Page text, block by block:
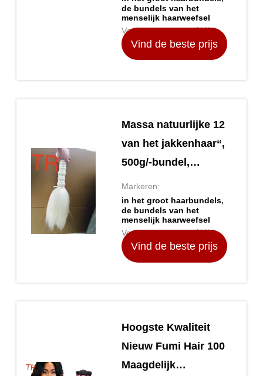
de bundels van het
menselijk haarweefsel
Verpakking Details: 付款方
式
Vind de beste prijs
Massa natuurlijke 12
van het jakkenhaar“,
500g/-bundel,
rechtstreeks
Markeren:
in het groot haarbundels,
de bundels van het
menselijk haarweefsel
Verpakking Details: 付款方
式
Vind de beste prijs
Hoogste Kwaliteit
Nieuw Fumi Hair 100
Maagdelijk